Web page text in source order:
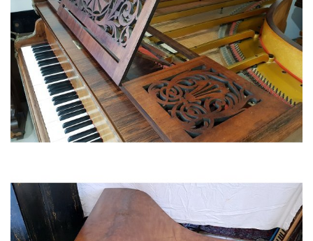
PIANO A QUEUE ERARD 1909 LOUIS XVI (estampillé TURBEC)